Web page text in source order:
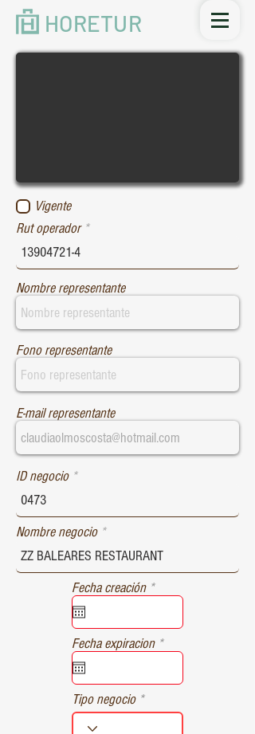
HORETUR
Vigente
Rut operador
Nombre representante
Fono representante
E-mail representante
ID negocio
Nombre negocio
Fecha creación *r
e
u
i
d
Fecha expiracion *r
e
u
r
Tipo negocio